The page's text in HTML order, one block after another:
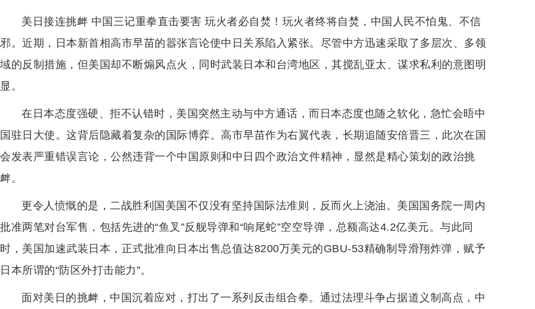
美日接连挑衅 中国三记重拳直击要害 玩火者必自焚！玩火者终将自焚，中国人民不怕鬼、不信
邪。近期，日本新首相高市早苗的嚣张言论使中日关系陷入紧张。尽管中方迅速采取了多层次、多领
域的反制措施，但美国却不断煽风点火，同时武装日本和台湾地区，其搅乱亚太、谋求私利的意图明
显。
在日本态度强硬、拒不认错时，美国突然主动与中方通话，而日本态度也随之软化，急忙会晤中
国驻日大使。这背后隐藏着复杂的国际博弈。高市早苗作为右翼代表，长期追随安倍晋三，此次在国
会发表严重错误言论，公然违背一个中国原则和中日四个政治文件精神，显然是精心策划的政治挑
衅。
更令人愤慨的是，二战胜利国美国不仅没有坚持国际法准则，反而火上浇油。美国国务院一周内
批准两笔对台军售，包括先进的“鱼叉”反舰导弹和“响尾蛇”空空导弹，总额高达4.2亿美元。与此同
时，美国加速武装日本，正式批准向日本出售总值达8200万美元的GBU-53精确制导滑翔炸弹，赋予
日本所谓的“防区外打击能力”。
面对美日的挑衅，中国沉着应对，打出了一系列反击组合拳。通过法理斗争占据道义制高点，中